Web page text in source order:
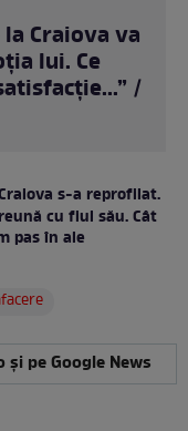
Craiova va
lui. Ce
/
s-a reprofilat.
cu fiul său. Cât
pas în ale
pe Google News